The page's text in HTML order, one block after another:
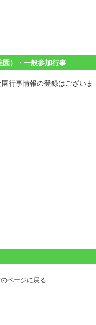
）・一般参加行事
行事情報の登録はございま
ページに戻る